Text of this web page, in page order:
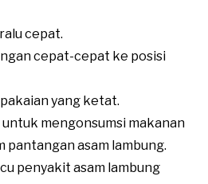
cepat.
cepat-cepat ke posisi
yang ketat.
untuk mengonsumsi makanan
pantangan asam lambung.
penyakit asam lambung